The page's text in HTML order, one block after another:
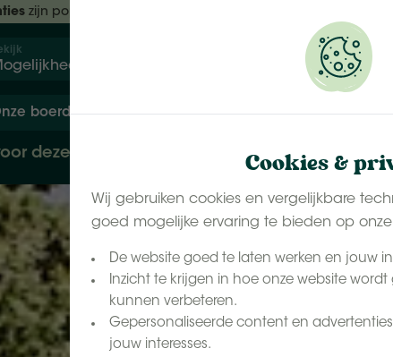
Cookies &
Wij gebruiken cookies en vergelijkbare
goed mogelijke ervaring te bieden op
De website goed te laten werken en jouw
Inzicht te krijgen in hoe onze website wordt
kunnen verbeteren.
Gepersonaliseerde content en
jouw interesses.
zijn populair.
boerderijen Het Tenthuisje Ons seizoen
deze zomer